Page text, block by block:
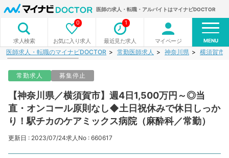
医師の求人・転職・アルバイトはマイナビDOCTOR
求人検索 お気に入り求人
0
最近見た求人
1
マイページ MENU
医師求人・転職のマイナビDOCTOR 常勤医師求人 神奈川県 横須賀市
常勤求人 募集停止
【神奈川県／横須賀市】週4日1,500万円～◎当
直・オンコール原則なし◆土日祝休みで休日しっか
り！駅チカのケアミックス病院（麻酔科／常勤）
更新日 : 2023/07/24求人No : 660617